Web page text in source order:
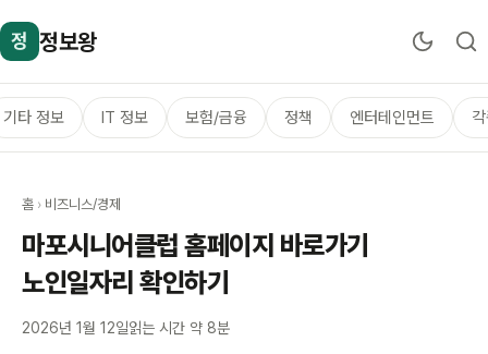
정 정보왕
기타 정보 IT 정보 보험/금융 정책 엔터테인먼트
홈 › 비즈니스/경제
마포시니어클럽 홈페이지 바로가기
노인일자리 확인하기
2026년 1월 12일읽는 시간 약 8분